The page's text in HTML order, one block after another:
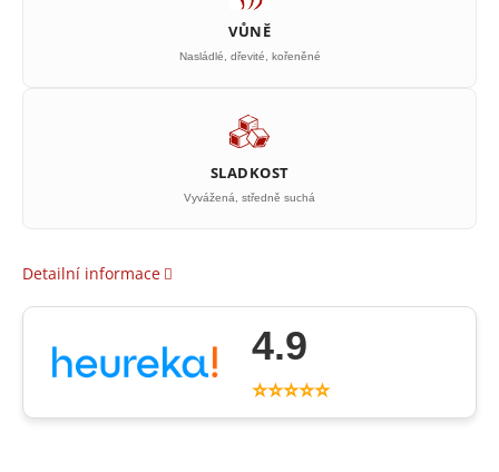
VŮNĚ
Nasládlé, dřevité, kořeněné
SLADKOST
Vyvážená, středně suchá
Detailní informace
4.9
⭐⭐⭐⭐⭐